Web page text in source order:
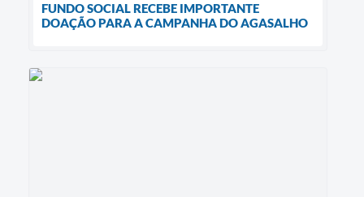
FUNDO SOCIAL RECEBE IMPORTANTE
DOAÇÃO PARA A CAMPANHA DO AGASALHO